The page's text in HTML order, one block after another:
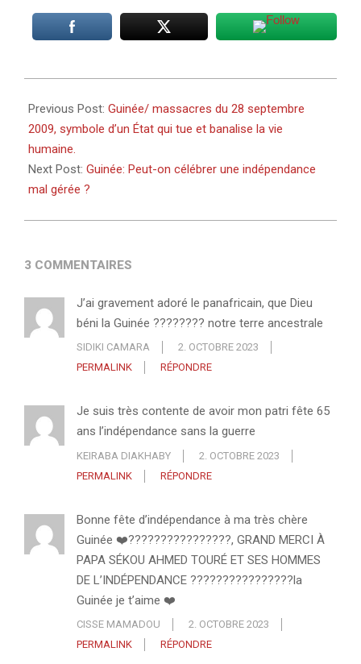
10-
01
Previous Post: Guinée/ massacres du 28 septembre
2009, symbole d’un État qui tue et banalise la vie
humaine.
Next Post: Guinée: Peut-on célébrer une indépendance
mal gérée ?
3 COMMENTAIRES
J’ai gravement adoré le panafricain, que Dieu
béni la Guinée ???????? notre terre ancestrale
SIDIKI CAMARA
2. OCTOBRE 2023
PERMALINK
RÉPONDRE
Je suis très contente de avoir mon patri fête 65
ans l’indépendance sans la guerre
KEIRABA DIAKHABY
2. OCTOBRE 2023
PERMALINK
RÉPONDRE
Bonne fête d’indépendance à ma très chère
Guinée ❤️????????????????, GRAND MERCI À
PAPA SÉKOU AHMED TOURÉ ET SES HOMMES
DE L’INDÉPENDANCE ????????????????la
Guinée je t’aime ❤️
CISSE MAMADOU
2. OCTOBRE 2023
PERMALINK
RÉPONDRE